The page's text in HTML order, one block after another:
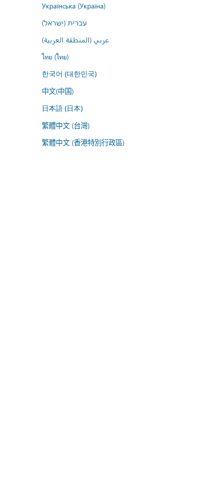
Українська (Україна)
עברית (ישראל)
عربي (المنطقة العربية)
ไทย (ไทย)
한국어 (대한민국)
中文(中国)
日本語 (日本)
繁體中文 (台灣)
繁體中文 (香港特別行政區)